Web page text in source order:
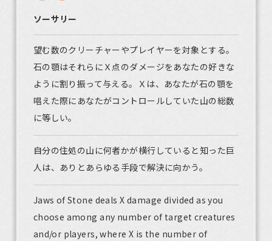
ソーサリー
望む数のクリーチャーやプレイヤーを対象とする。
石の顎はそれらにＸ点のダメージをあなたの好きな
ように割り振って与える。Ｘは、あなたが石の顎を
唱えた際にあなたがコントロールしていた山の総数
に等しい。
自分の住処の山に何者かが横行していると知った巨
人は、ありとあらゆる手段で解決に向かう。
Jaws of Stone deals X damage divided as you
choose among any number of target creatures
and/or players, where X is the number of